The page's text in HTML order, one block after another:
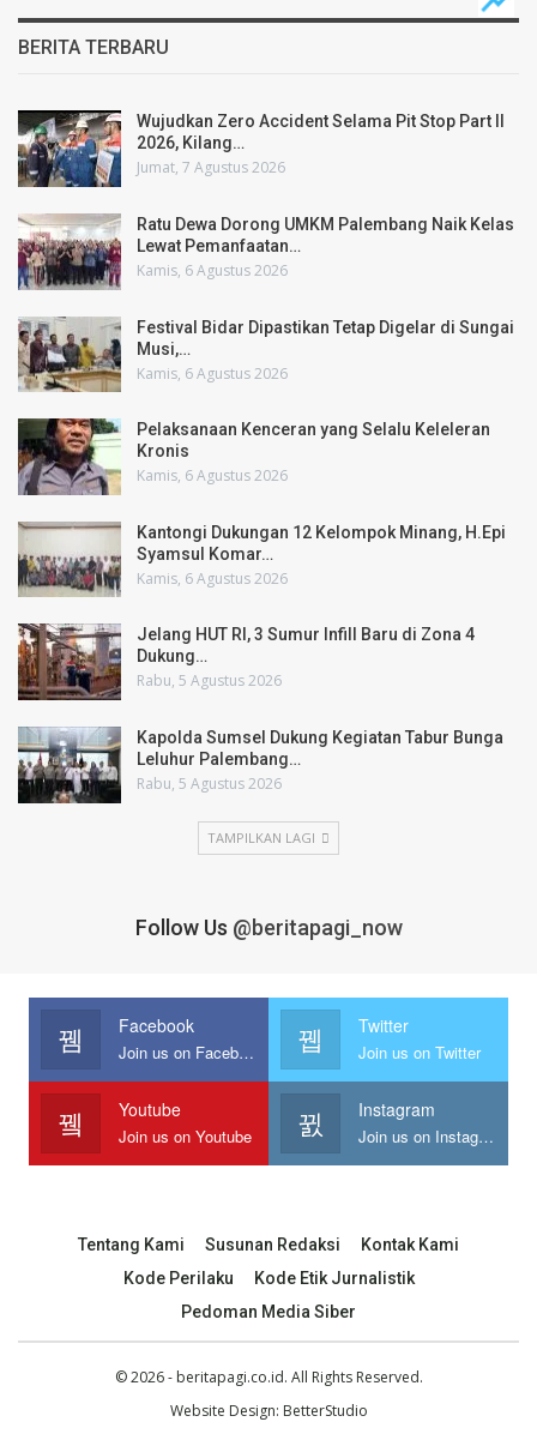
BERITA TERBARU
Wujudkan Zero Accident Selama Pit Stop Part II
2026, Kilang…
Jumat, 7 Agustus 2026
Ratu Dewa Dorong UMKM Palembang Naik Kelas
Lewat Pemanfaatan…
Kamis, 6 Agustus 2026
Festival Bidar Dipastikan Tetap Digelar di Sungai
Musi,…
Kamis, 6 Agustus 2026
Pelaksanaan Kenceran yang Selalu Keleleran
Kronis
Kamis, 6 Agustus 2026
Kantongi Dukungan 12 Kelompok Minang, H.Epi
Syamsul Komar…
Kamis, 6 Agustus 2026
Jelang HUT RI, 3 Sumur Infill Baru di Zona 4
Dukung…
Rabu, 5 Agustus 2026
Kapolda Sumsel Dukung Kegiatan Tabur Bunga
Leluhur Palembang…
Rabu, 5 Agustus 2026
TAMPILKAN LAGI
Follow Us @beritapagi_now
Facebook
Join us on Facebook
Twitter
Join us on Twitter
Youtube
Join us on Youtube
Instagram
Join us on Instagram
Tentang Kami Susunan Redaksi
Kontak Kami
Kode Perilaku
Kode Etik Jurnalistik
Pedoman Media Siber
© 2026 - beritapagi.co.id. All Rights Reserved.
Website Design: BetterStudio